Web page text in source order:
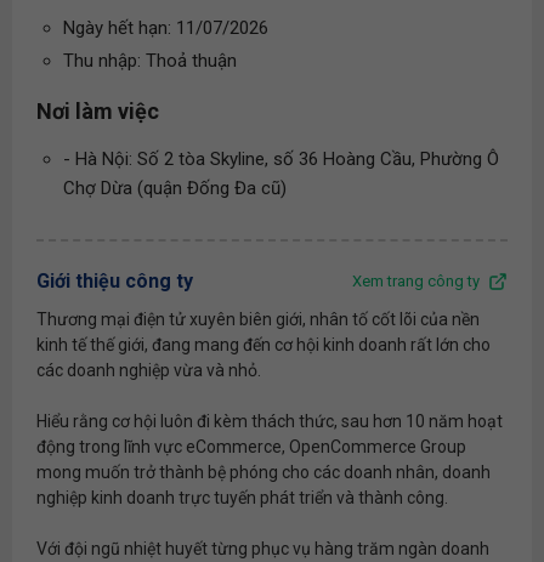
Ngày hết hạn: 11/07/2026
Thu nhập: Thoả thuận
Nơi làm việc
- Hà Nội: Số 2 tòa Skyline, số 36 Hoàng Cầu, Phường Ô
Chợ Dừa (quận Đống Đa cũ)
Giới thiệu công ty Xem trang công ty
Thương mại điện tử xuyên biên giới, nhân tố cốt lõi của nền
kinh tế thế giới, đang mang đến cơ hội kinh doanh rất lớn cho
các doanh nghiệp vừa và nhỏ.
Hiểu rằng cơ hội luôn đi kèm thách thức, sau hơn 10 năm hoạt
động trong lĩnh vực eCommerce, OpenCommerce Group
mong muốn trở thành bệ phóng cho các doanh nhân, doanh
nghiệp kinh doanh trực tuyến phát triển và thành công.
Với đội ngũ nhiệt huyết từng phục vụ hàng trăm ngàn doanh